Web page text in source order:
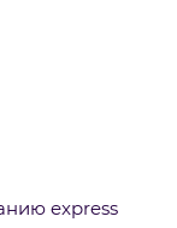
express